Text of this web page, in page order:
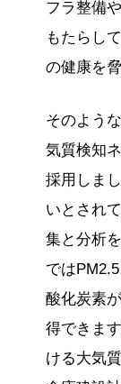
フラ整備
もたらし
の健康を
そのよう
気質検知
採用しま
いとされ
集と分析
では
酸化炭素
得できま
ける大気